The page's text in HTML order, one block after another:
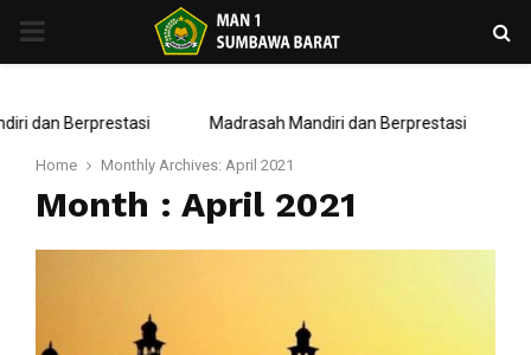
PRIMARY
dan Berprestasi Madrasah Mandiri dan Berprestasi
Home Monthly Archives: April 2021
Month : April 2021